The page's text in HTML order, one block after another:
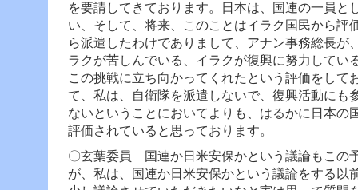
を要請してきております。日本は、国連の一員と
い、そして、将来、このことはイラク国民から評
ら派遣したわけでありまして、アナン事務総長が
ラクが苦しんでいる、イラクが復興に努力してい
この挑戦に立ち向かってくれたという評価をして
て、私は、自衛隊を派遣しないで、復興活動にも
ないということにおいてよりも、はるかに日本の
評価されていると思っております。
〇玄葉委員 国連か日米安保かという議論もこの
が、私は、国連か日米安保かという議論をする以